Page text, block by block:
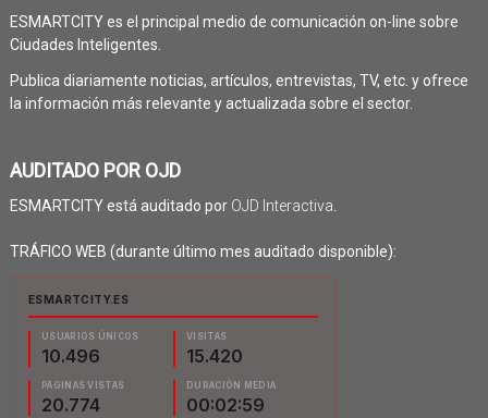
ESMARTCITY es el principal medio de comunicación on-line sobre
Ciudades Inteligentes.
Publica diariamente noticias, artículos, entrevistas, TV, etc. y ofrece
la información más relevante y actualizada sobre el sector.
AUDITADO POR OJD
ESMARTCITY está auditado por OJD Interactiva.
TRÁFICO WEB (durante último mes auditado disponible):